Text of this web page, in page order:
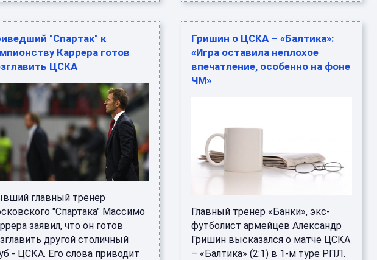
"Спартак" к
Каррера готов
ЦСКА
главный тренер
"Спартака" Массимо
заявил, что он готов
другой столичный
- ЦСКА. Его слова приводит
Гришин о ЦСКА – «Балтика»:
«Игра оставила неплохое
впечатление, особенно на фоне
ЧМ»
Главный тренер «Банки», экс-
футболист армейцев Александр
Гришин высказался о матче ЦСКА
– «Балтика» (2:1) в 1-м туре РПЛ.